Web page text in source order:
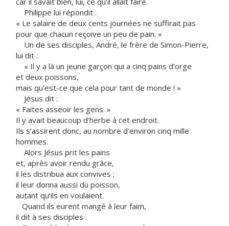
Philippe lui répondit :
« Le salaire de deux cents journées ne suffirait pas
pour que chacun reçoive un peu de pain. »
Un de ses disciples, André, le frère de Simon-Pierre,
lui dit :
« Il y a là un jeune garçon qui a cinq pains d’orge
et deux poissons,
mais qu’est-ce que cela pour tant de monde ! »
Jésus dit :
« Faites asseoir les gens. »
Il y avait beaucoup d’herbe à cet endroit.
Ils s’assirent donc, au nombre d’environ cinq mille
hommes.
Alors Jésus prit les pains
et, après avoir rendu grâce,
il les distribua aux convives ;
il leur donna aussi du poisson,
autant qu’ils en voulaient.
Quand ils eurent mangé à leur faim,
il dit à ses disciples :